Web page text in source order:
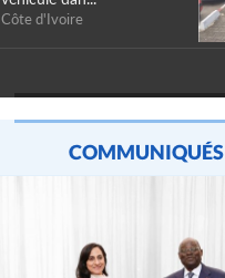
Côte d'Ivoire
COMMUNIQUÉS